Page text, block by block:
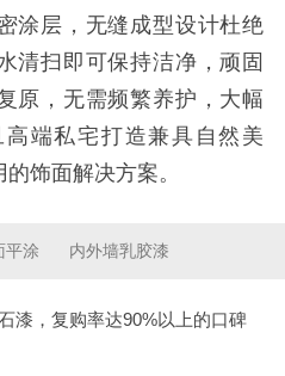
涂层，无缝成型设计杜绝
清扫即可保持洁净，顽固
原，无需频繁养护，大幅
端私宅打造兼具自然美
饰面解决方案。
平涂 内外墙乳胶漆
漆，复购率达90%以上的口碑